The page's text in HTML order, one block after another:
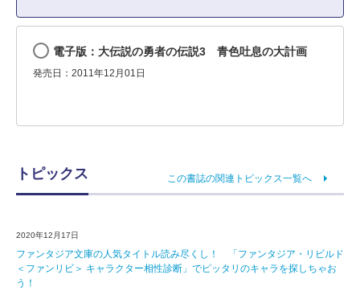
電子版：大伝説の勇者の伝説3 青色吐息の大計画
発売日：2011年12月01日
トピックス この書誌の関連トピックス一覧へ
2020年12月17日
ファンタジア文庫の人気タイトル読み尽くし！ 「ファンタジア・リビルド
＜ファンリビ＞ キャラクター相性診断」でピッタリのキャラを探しちゃお
う！